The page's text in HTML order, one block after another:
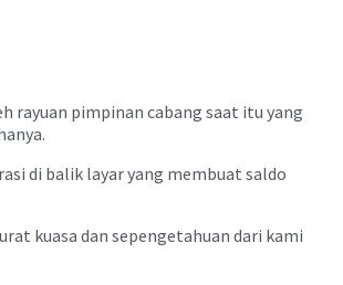
rayuan pimpinan cabang saat itu yang
di balik layar yang membuat saldo
kuasa dan sepengetahuan dari kami